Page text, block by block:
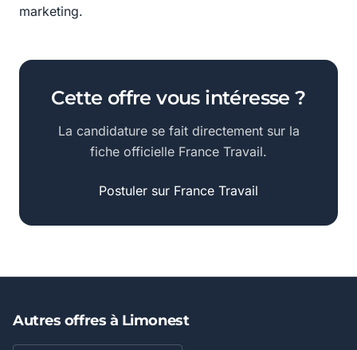
marketing.
Cette offre vous intéresse ?
La candidature se fait directement sur la
fiche officielle France Travail.
Postuler sur France Travail
Autres offres à Limonest